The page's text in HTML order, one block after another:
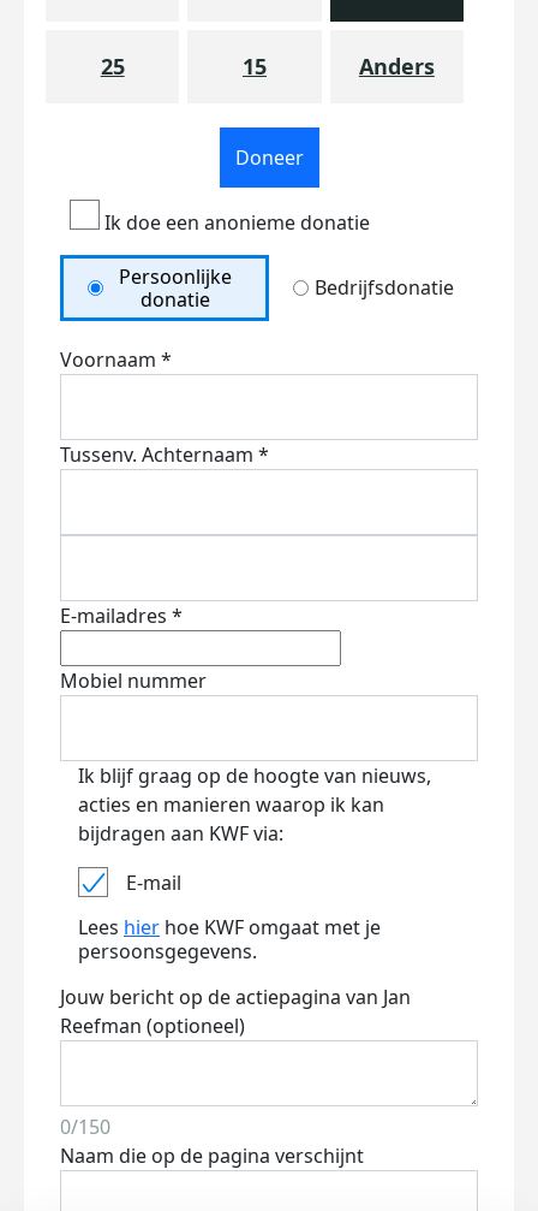
25 15 Anders
Doneer
Ik doe een anonieme donatie
Persoonlijke
donatie
Bedrijfsdonatie
Voornaam *
Tussenv. Achternaam *
E-mailadres *
Mobiel nummer
Ik blijf graag op de hoogte van nieuws,
acties en manieren waarop ik kan
bijdragen aan KWF via:
E-mail
Lees hier hoe KWF omgaat met je
persoonsgegevens.
Jouw bericht op de actiepagina van Jan
Reefman (optioneel)
0/150
Naam die op de pagina verschijnt